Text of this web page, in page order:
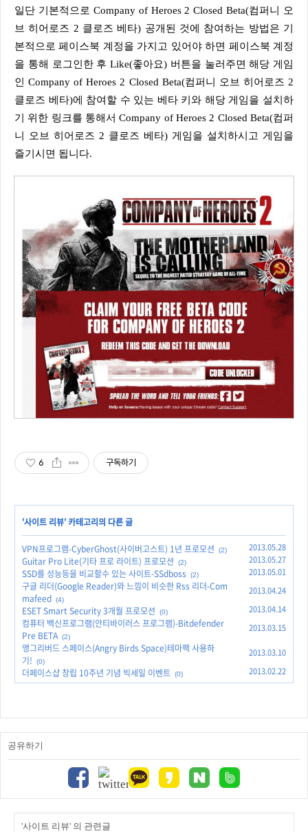
일단 기본적으로 Company of Heroes 2 Closed Beta(컴퍼니 오
브 히어로즈 2 클로즈 베타) 공개된 것에 참여하는 방법은 기
본적으로 페이스북 계정을 가지고 있어야 하면 페이스북 계정
을 통해 로그인한 후 Like(좋아요) 버튼을 눌러주면 해당 게임
인 Company of Heroes 2 Closed Beta(컴퍼니 오브 히어로즈 2
클로즈 베타)에 참여할 수 있는 베타 키와 해당 게임을 설치하
기 위한 링크를 통해서 Company of Heroes 2 Closed Beta(컴퍼
니 오브 히어로즈 2 클로즈 베타) 게임을 설치하시고 게임을
즐기시면 됩니다.
6 구독하기
'사이트 리뷰' 카테고리의 다른 글
VPN프로그램-CyberGhost(사이버고스트) 1년 프로모션 (2) 2013.05.28
Guitar Pro Lite(기타 프로 라이트) 프로모션 (2) 2013.05.27
SSD를 성능등을 비교할수 있는 사이트-SSdboss (2) 2013.05.01
구글 리더(Google Reader)와 느낌이 비슷한 Rss 리더-Com
mafeed (4)
2013.04.24
ESET Smart Security 3개월 프로모션 (0) 2013.04.14
컴퓨터 백신프로그램(안티바이러스 프로그램)-Bitdefender
Pre BETA (2)
2013.03.15
앵그리버드 스페이스(Angry Birds Space)테마팩 사용하
기!
(0)
2013.03.10
더페이스샵 창립 10주년 기념 빅세일 이벤트 (0) 2013.02.22
공유하기
'사이트 리뷰' 의 관련글